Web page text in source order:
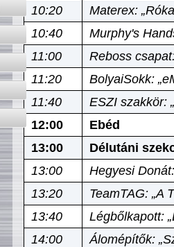
10:20
Materex:
10:40
Murphy's
11:00
Reboss
11:20
BolyaiSokk:
11:40
ESZI szakkör:
12:00
Ebéd
13:00
Délutáni
13:00
Hegyesi
13:20
TeamTAG: „A
13:40
Légbőlkapott:
14:00
Álomépítők: